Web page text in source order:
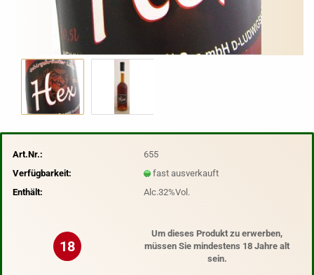
Art.Nr.:
655
Verfügbarkeit:
fast ausverkauft
Enthält:
Alc.32%Vol.
18
Um dieses Produkt zu erwerben,
müssen Sie mindestens 18 Jahre alt
sein.